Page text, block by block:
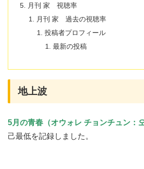
月刊 家 視聴率
月刊 家 過去の視聴率
投稿者プロフィール
最新の投稿
地上波
5月の青春（オウォレ チョンチュン：
己最低を記録しました。